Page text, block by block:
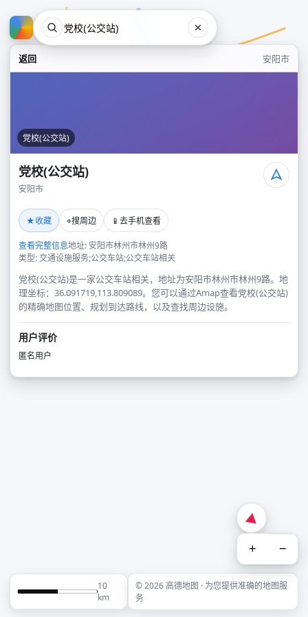
返回 安阳市
党校(公交站)
党校(公交站)
安阳市
★收藏 ⌖搜周边 📱 去手机查看
查看完整信息地址: 安阳市林州市林州9路
类型: 交通设施服务;公交车站;公交车站相关
党校(公交站)是一家公交车站相关，地址为安阳市林州市林州9路。地
理坐标：36.091719,113.809089。您可以通过Amap查看党校(公交站)
的精确地图位置、规划到达路线，以及查找周边设施。
用户评价
匿名用户
+ −
10
km
© 2026 高德地图 · 为您提供准确的地图服
务